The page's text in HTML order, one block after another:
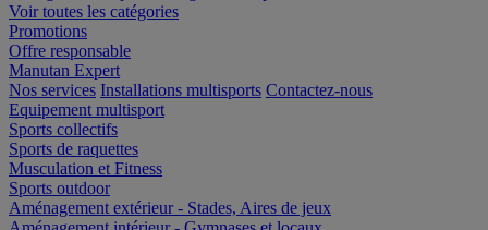
Voir toutes les catégories
Promotions
Offre responsable
Manutan Expert
Nos services Installations multisports Contactez-nous
Equipement multisport
Sports collectifs
Sports de raquettes
Musculation et Fitness
Sports outdoor
Aménagement extérieur - Stades, Aires de jeux